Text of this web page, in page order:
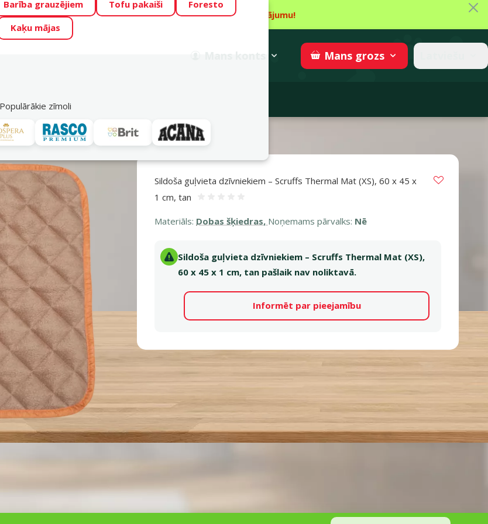
lieliskas cenas mīluļu TOP barībām! 🍖 →Skatīt piedāvājumu!
Varbūt tieši Tavs mīlulis būs 2027. gada zvaigzne
Mans grozs
Barība grauzējiem Tofu pakaiši
Foresto
Kaķu mājas
Populārākie zīmoli
piedāvājumi
GUĻVIETA DZĪVNIEKIEM SCRUFFS THERMAL MAT (XS), 60 x 45 x 1 CM, TAN
Sildoša guļvieta dzīvniekiem – Scruffs Thermal Mat (XS), 60 x 45 x
1 cm, tan
Materiāls: Dobas šķiedras, Noņemams pārvalks: Nē
Sildoša guļvieta dzīvniekiem – Scruffs Thermal Mat (XS),
60 x 45 x 1 cm, tan pašlaik nav noliktavā.
Informēt par pieejamību